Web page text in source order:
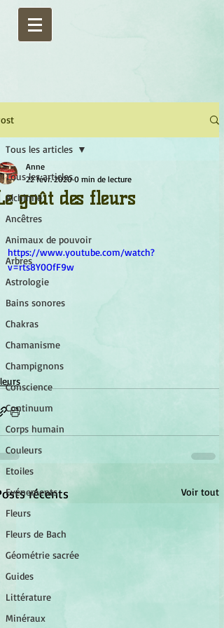
Tous les articles
Alchimie
Ancêtres
Animaux de pouvoir
Arbres
Astrologie
Bains sonores
Chakras
Chamanisme
Champignons
Conscience
Continuum
Corps humain
Couleurs
Etoiles
Evénements
Fleurs
Fleurs de Bach
Géométrie sacrée
Guides
Littérature
Minéraux
Tous les articles
goût des fleurs
Anne
22 févr. 2020 0 min de lecture
https://www.youtube.com/watch?
v=rts8Y0OfF9w
récents Voir tout